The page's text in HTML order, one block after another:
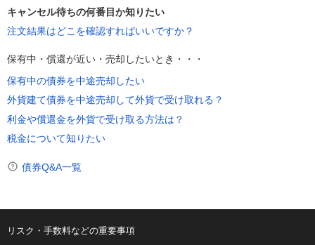
キャンセル待ちの何番目か知りたい
注文結果はどこを確認すればいいですか？
保有中・償還が近い・売却したいとき・・・
保有中の債券を中途売却したい
外貨建て債券を中途売却して外貨で受け取れる？
利金や償還金を外貨で受け取る方法は？
税金について知りたい
債券Q&A一覧
リスク・手数料などの重要事項